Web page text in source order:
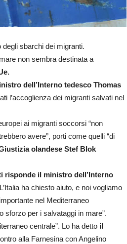
sbarchi dei migranti.
non sembra destinata a
dell’Interno tedesco Thomas
l’accoglienza dei migranti salvati nel
ai migranti soccorsi “non
avere”, porti come quelli “di
olandese Stef Blok
risponde il ministro dell’Interno
ha chiesto aiuto, e noi vogliamo
nel Mediterraneo
sforzo per i salvataggi in mare”.
centrale”. Lo ha detto il
alla Farnesina con Angelino